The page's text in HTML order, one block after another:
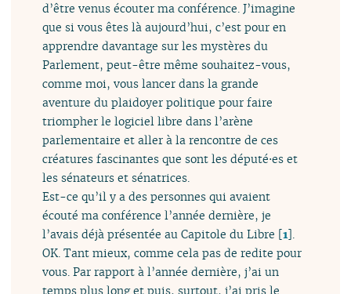
d’être venus écouter ma conférence. J’imagine
que si vous êtes là aujourd’hui, c’est pour en
apprendre davantage sur les mystères du
Parlement, peut-être même souhaitez-vous,
comme moi, vous lancer dans la grande
aventure du plaidoyer politique pour faire
triompher le logiciel libre dans l’arène
parlementaire et aller à la rencontre de ces
créatures fascinantes que sont les député⋅es et
les sénateurs et sénatrices.
Est-ce qu’il y a des personnes qui avaient
écouté ma conférence l’année dernière, je
l’avais déjà présentée au Capitole du Libre [1].
OK. Tant mieux, comme cela pas de redite pour
vous. Par rapport à l’année dernière, j’ai un
temps plus long et puis, surtout, j’ai pris le